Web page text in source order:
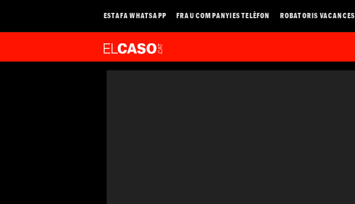
ESTAFA WHATSAPP FRAU COMPANYIES TELÈFON ROBATORIS VACANCES